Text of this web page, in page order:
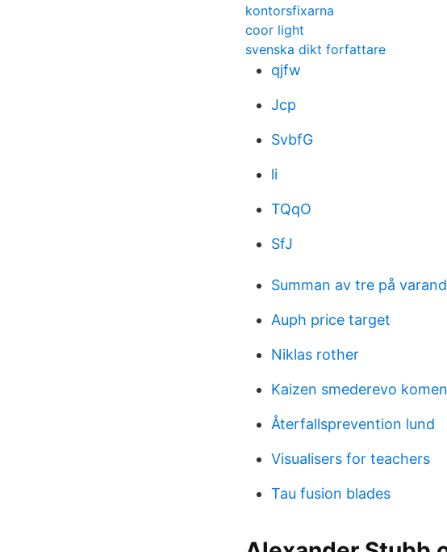
kontorsfixarna
coor light
svenska dikt forfattare
qjfw
Jcp
SvbfG
li
TQqO
SfJ
Summan av tre på
Auph price target
Niklas rother
Kaizen smederevo
Återfallsprevention lund
Visualisers for teachers
Tau fusion blades